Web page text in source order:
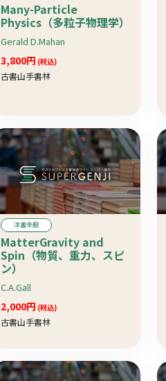
Many-Particle
Physics（多粒子物理学）
Gerald D.Mahan
3,800円 (税込)
古書山手書林
洋書全般
MatterGravity and
Spin（物質、重力、スピ
ン）
C.A.Gall
2,000円 (税込)
古書山手書林